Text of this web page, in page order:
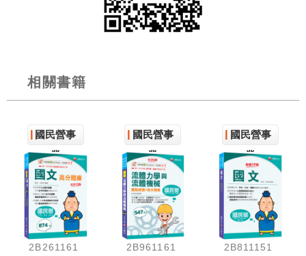
相關書籍
國民營事
業
2B261161
國民營事
業
2B961161
國民營事
業
2B811151